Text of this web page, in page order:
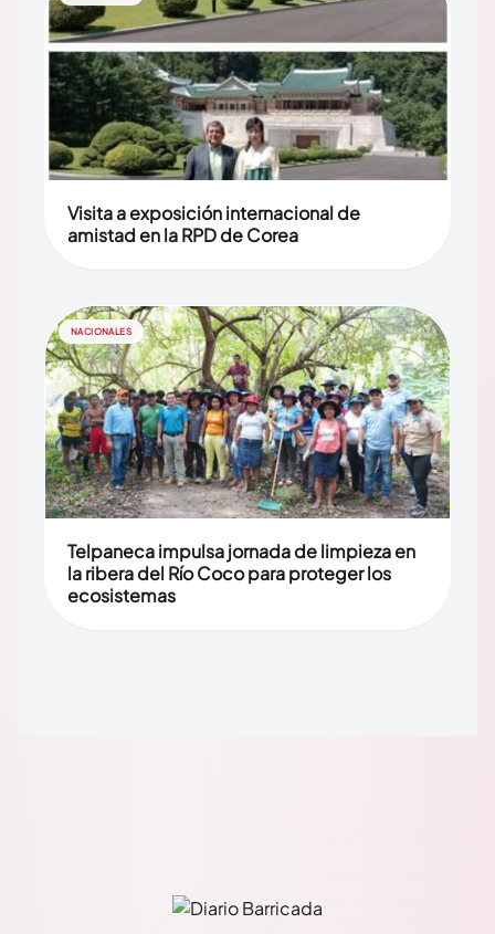
Visita a exposición internacional de
amistad en la RPD de Corea
NACIONALES
Telpaneca impulsa jornada de limpieza en
la ribera del Río Coco para proteger los
ecosistemas